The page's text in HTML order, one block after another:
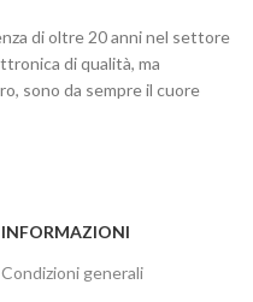
di oltre 20 anni nel settore
di qualità, ma
sono da sempre il cuore
INFORMAZIONI
Condizioni generali